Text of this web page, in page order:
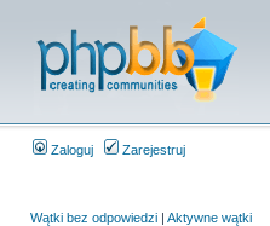
Zaloguj Zarejestruj
Wątki bez odpowiedzi | Aktywne wątki